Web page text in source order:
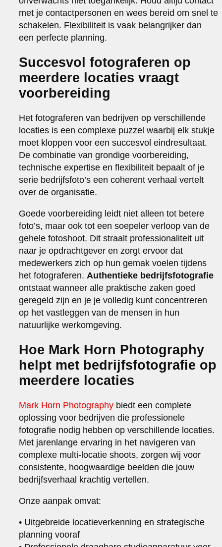
met je contactpersonen en wees bereid om snel te
schakelen. Flexibiliteit is vaak belangrijker dan
een perfecte planning.
Succesvol fotograferen op
meerdere locaties vraagt
voorbereiding
Het fotograferen van bedrijven op verschillende
locaties is een complexe puzzel waarbij elk stukje
moet kloppen voor een succesvol eindresultaat.
De combinatie van grondige voorbereiding,
technische expertise en flexibiliteit bepaalt of je
serie bedrijfsfoto’s een coherent verhaal vertelt
over de organisatie.
Goede voorbereiding leidt niet alleen tot betere
foto’s, maar ook tot een soepeler verloop van de
gehele fotoshoot. Dit straalt professionaliteit uit
naar je opdrachtgever en zorgt ervoor dat
medewerkers zich op hun gemak voelen tijdens
het fotograferen. Authentieke bedrijfsfotografie
ontstaat wanneer alle praktische zaken goed
geregeld zijn en je je volledig kunt concentreren
op het vastleggen van de mensen in hun
natuurlijke werkomgeving.
Hoe Mark Horn Photography
helpt met bedrijfsfotografie op
meerdere locaties
Mark Horn Photography biedt een complete
oplossing voor bedrijven die professionele
fotografie nodig hebben op verschillende locaties.
Met jarenlange ervaring in het navigeren van
complexe multi-locatie shoots, zorgen wij voor
consistente, hoogwaardige beelden die jouw
bedrijfsverhaal krachtig vertellen.
Onze aanpak omvat:
• Uitgebreide locatieverkenning en strategische
planning vooraf